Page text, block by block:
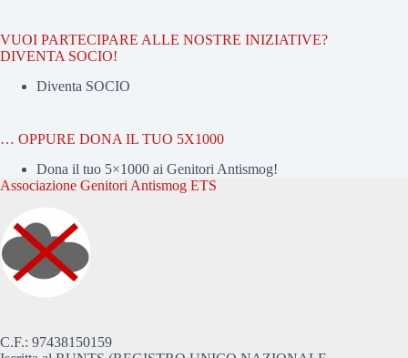
VUOI PARTECIPARE ALLE NOSTRE INIZIATIVE?
DIVENTA SOCIO!
Diventa SOCIO
… OPPURE DONA IL TUO 5X1000
Dona il tuo 5×1000 ai Genitori Antismog!
Associazione Genitori Antismog ETS
C.F.: 97438150159